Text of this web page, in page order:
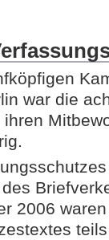
war die
2006